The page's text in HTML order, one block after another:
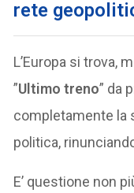
rete
L’Europa si trova,
”Ultimo treno” da
completamente la
politica,
E’ questione non